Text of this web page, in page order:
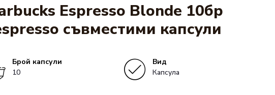
Espresso Blonde 10бр
съвместими капсули
Брой капсули
10
Вид
Капсула